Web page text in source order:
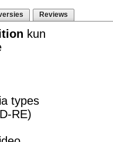
Reviews
kun
types
RE)